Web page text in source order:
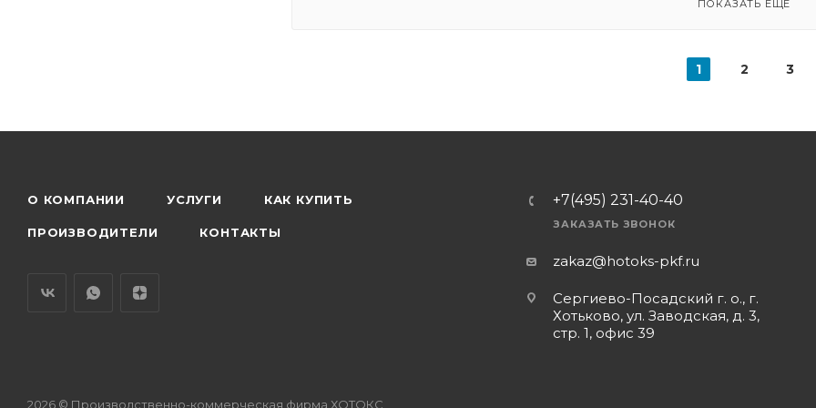
ПОКАЗАТЬ ЕЩЕ
1 2 3
О КОМПАНИИ УСЛУГИ КАК КУПИТЬ
ПРОИЗВОДИТЕЛИ КОНТАКТЫ
+7(495) 231-40-40
ЗАКАЗАТЬ ЗВОНОК
zakaz@hotoks-pkf.ru
Сергиево-Посадский г. о., г.
Хотьково, ул. Заводская, д. 3,
стр. 1, офис 39
2026 © Производственно-коммерческая фирма ХОТОКС